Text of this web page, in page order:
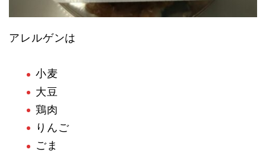
アレルゲンは
小麦
大豆
鶏肉
りんご
ごま